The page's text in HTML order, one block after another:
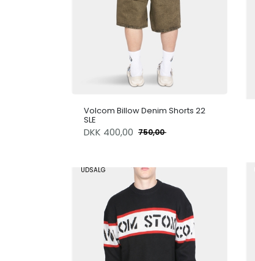
Volcom Billow Denim Shorts 22
SLE
DKK 400,00 750,00
UDSALG